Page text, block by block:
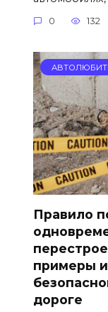
0 132
Правило
примеры
дороге